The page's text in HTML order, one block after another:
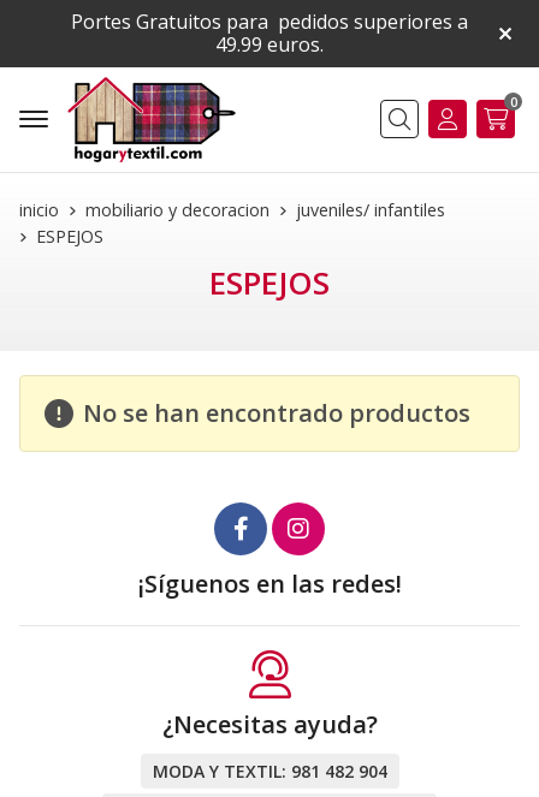
Portes Gratuitos para pedidos superiores a
49.99 euros.
Buscar
0
inicio mobiliario y decoracion
juveniles/ infantiles
ESPEJOS
ESPEJOS
No se han encontrado productos
¡Síguenos en las redes!
¿Necesitas ayuda?
MODA Y TEXTIL: 981 482 904